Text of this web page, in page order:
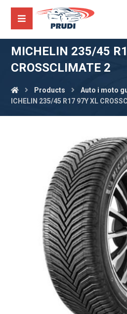
MICHELIN 235/45
CROSSCLIMATE 2
Products Auto i moto
ICHELIN 235/45 R17 97Y XL